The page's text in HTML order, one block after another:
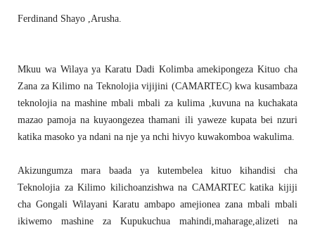
Ferdinand Shayo ,Arusha.
Mkuu wa Wilaya ya Karatu Dadi Kolimba amekipongeza Kituo cha
Zana za Kilimo na Teknolojia vijijini (CAMARTEC) kwa kusambaza
teknolojia na mashine mbali mbali za kulima ,kuvuna na kuchakata
mazao pamoja na kuyaongezea thamani ili yaweze kupata bei nzuri
katika masoko ya ndani na nje ya nchi hivyo kuwakomboa wakulima.
Akizungumza mara baada ya kutembelea kituo kihandisi cha
Teknolojia za Kilimo kilichoanzishwa na CAMARTEC katika kijiji
cha Gongali Wilayani Karatu ambapo amejionea zana mbali mbali
ikiwemo mashine za Kupukuchua mahindi,maharage,alizeti na